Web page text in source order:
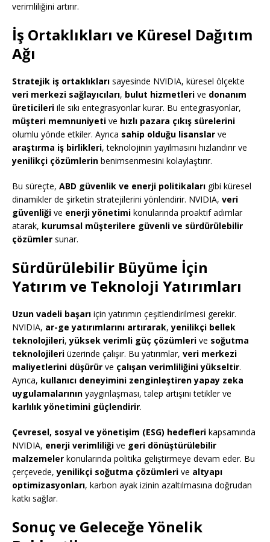
verimliliğini artırır.
İş Ortaklıkları ve Küresel Dağıtım
Ağı
Stratejik iş ortaklıkları sayesinde NVIDIA, küresel ölçekte
veri merkezi sağlayıcıları, bulut hizmetleri ve donanım
üreticileri ile sıkı entegrasyonlar kurar. Bu entegrasyonlar,
müşteri memnuniyeti ve hızlı pazara çıkış sürelerini
olumlu yönde etkiler. Ayrıca sahip olduğu lisanslar ve
araştırma iş birlikleri, teknolojinin yayılmasını hızlandırır ve
yenilikçi çözümlerin benimsenmesini kolaylaştırır.
Bu süreçte, ABD güvenlik ve enerji politikaları gibi küresel
dinamikler de şirketin stratejilerini yönlendirir. NVIDIA, veri
güvenliği ve enerji yönetimi konularında proaktif adımlar
atarak, kurumsal müşterilere güvenli ve sürdürülebilir
çözümler sunar.
Sürdürülebilir Büyüme İçin
Yatırım ve Teknoloji Yatırımları
Uzun vadeli başarı için yatırımın çeşitlendirilmesi gerekir.
NVIDIA, ar-ge yatırımlarını artırarak,yenilikçi bellek
teknolojileri,yüksek verimli güç çözümleri ve soğutma
teknolojileri üzerinde çalışır. Bu yatırımlar, veri merkezi
maliyetlerini düşürür ve çalışan verimliliğini yükseltir.
Ayrıca, kullanıcı deneyimini zenginleştiren yapay zeka
uygulamalarının yaygınlaşması, talep artışını tetikler ve
karlılık yönetimini güçlendirir.
Çevresel, sosyal ve yönetişim (ESG) hedefleri kapsamında
NVIDIA, enerji verimliliği ve geri dönüştürülebilir
malzemeler konularında politika geliştirmeye devam eder. Bu
çerçevede,yenilikçi soğutma çözümleri ve altyapı
optimizasyonları, karbon ayak izinin azaltılmasına doğrudan
katkı sağlar.
Sonuç ve Geleceğe Yönelik